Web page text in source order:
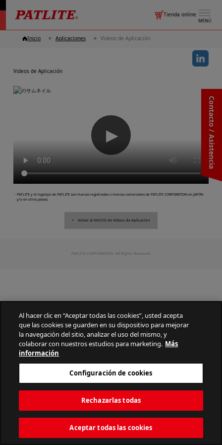
MENÚ
Tienda online
Contacto / Asistencia
Inicio Aplicaciones Videos de Aplicación
Videos de Aplicación
▶
・PATLITE y el logotipo de PATLITE son marcas registradas o marcas comerciales de PATLITE CORPORATION en JAPÓN
y/o en otros países.
Volver al INICIO de Videos de Aplicación
PATLITE CORPORATION. All Rights Reserved.
Al hacer clic en “Aceptar todas las cookies”, usted acepta
que las cookies se guarden en su dispositivo para mejorar
la navegación del sitio, analizar el uso del mismo, y
colaborar con nuestros estudios para marketing. Más
información
Configuración de cookies
Rechazarlas todas
Aceptar todas las cookies